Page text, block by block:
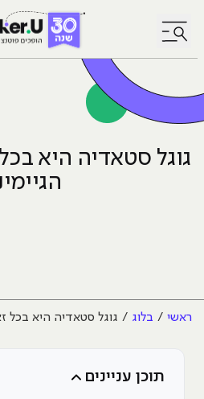
לחץ לפתיחת/סגירת תפריט
גוגל סטאדיה היא
ראשי בלוג גוגל סטאדיה היא בכל
תוכן עניינים